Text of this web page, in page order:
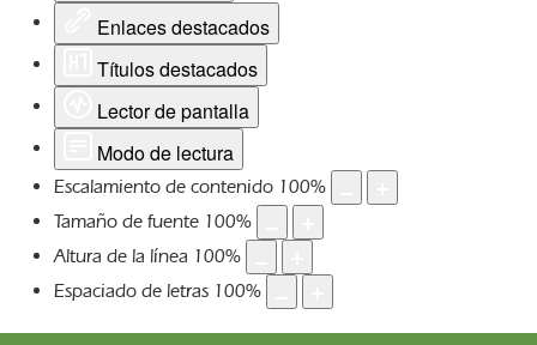
Enlaces destacados
Títulos destacados
Lector de pantalla
Modo de lectura
Escalamiento de contenido 100%
Tamaño de fuente 100%
Altura de la línea 100%
Espaciado de letras 100%